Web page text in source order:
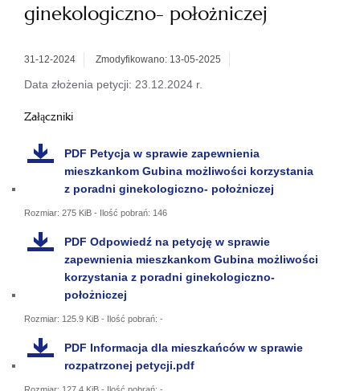
ginekologiczno- położniczej
31-12-2024 Zmodyfikowano: 13-05-2025
Data złożenia petycji: 23.12.2024 r.
Załączniki
PDF Petycja w sprawie zapewnienia
mieszkankom Gubina możliwości korzystania
z poradni ginekologiczno- położniczej
Rozmiar: 275 KiB - Ilość pobrań: 146
PDF Odpowiedź na petycję w sprawie
zapewnienia mieszkankom Gubina możliwości
korzystania z poradni ginekologiczno-
położniczej
Rozmiar: 125.9 KiB - Ilość pobrań: -
PDF Informacja dla mieszkańców w sprawie
rozpatrzonej petycji.pdf